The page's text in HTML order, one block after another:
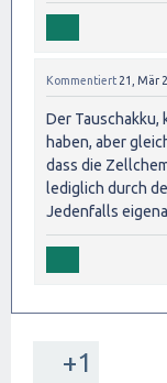
Kommentiert 21, Mär
Der
haben, aber
dass die
lediglich durch
Jedenfalls
+1